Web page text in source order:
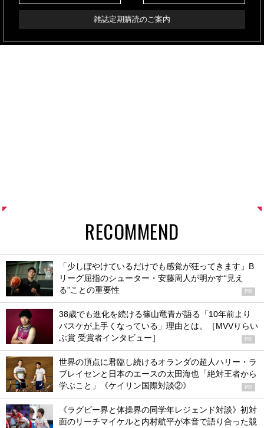
雑誌定期購読のご案内
RECOMMEND
「少しぼやけているだけでも感覚が狂ってきます」B
リーグ屈指のシューター・安藤周人が明かす“見え
る”ことの重要性
PR
38歳でも進化を続ける篠山竜青が語る「10年前より
バスケが上手くなっている」理由とは。［MVVりらい
ぶ賞 受賞者インタビュー］
PR
世界の頂点に君臨し続けるオランダの超人ハリー・ラ
ブレイセンと日本のエースの太田海也「絶対王者から
学ぶこと」《ケイリン国際対談②》
PR
《ラグビー界と体操界の同学年レジェンド対談》初対
面のリーチマイケルと内村航平が本音で語り合った競